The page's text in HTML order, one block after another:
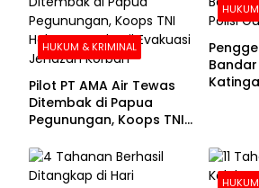
HUKUM & KRIMINAL
Pilot PT AMA Air Tewas
Ditembak di Papua
Pegunungan, Koops TNI
Evakuasi Jenazah
Korban